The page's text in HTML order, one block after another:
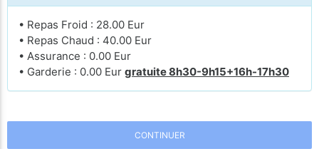
• Repas Froid : 28.00 Eur
• Repas Chaud : 40.00 Eur
• Assurance : 0.00 Eur
• Garderie : 0.00 Eur gratuite 8h30-9h15+16h-17h30
CONTINUER